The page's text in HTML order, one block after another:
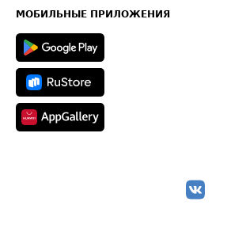
Техническая информация
МОБИЛЬНЫЕ ПРИЛОЖЕНИЯ